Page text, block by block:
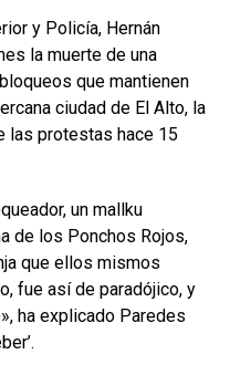
y Policía, Hernán
la muerte de una
que mantienen
ciudad de El Alto, la
las protestas hace 15
un mallku
de los Ponchos Rojos,
que ellos mismos
fue así de paradójico, y
ha explicado Paredes